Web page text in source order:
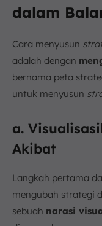
dalam
Cara menyusun
adalah dengan
bernama peta
untuk menyusun
a.
Akibat
Langkah pertama
mengubah strategi
sebuah narasi